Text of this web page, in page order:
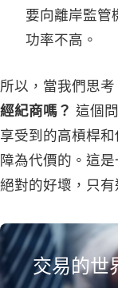
要向離岸監管
功率不高。
所以，當我們思考
經紀商嗎？ 這個
享受到的高槓桿
障為代價的。這
絕對的好壞，只有
交易的世